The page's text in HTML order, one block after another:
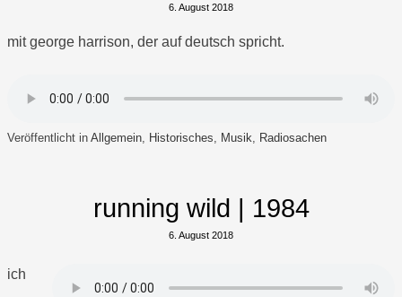
6. August 2018
mit george harrison, der auf deutsch spricht.
Veröffentlicht in Allgemein, Historisches, Musik, Radiosachen
running wild | 1984
6. August 2018
ich